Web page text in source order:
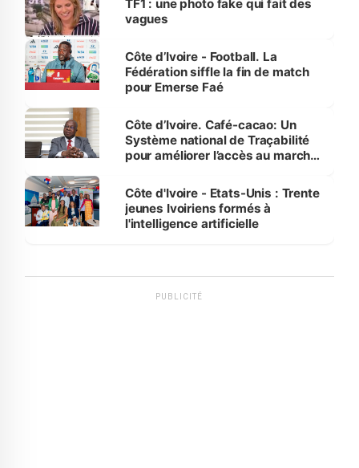
TF1 : une photo fake qui fait des
vagues
Côte d’Ivoire - Football. La
Fédération siffle la fin de match
pour Emerse Faé
Côte d’Ivoire. Café-cacao: Un
Système national de Traçabilité
pour améliorer l’accès au marché
Côte d'Ivoire - Etats-Unis : Trente
jeunes Ivoiriens formés à
l'intelligence artificielle
PUBLICITÉ